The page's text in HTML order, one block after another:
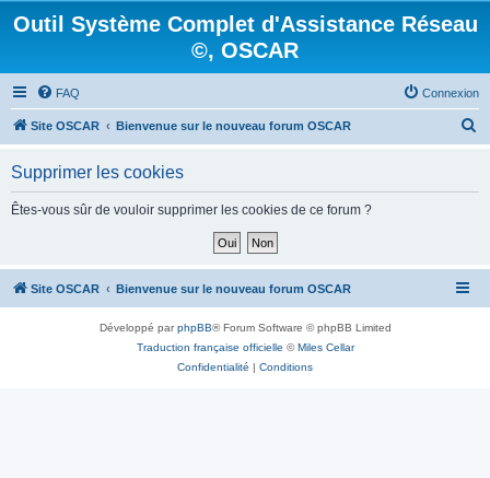
Outil Système Complet d'Assistance Réseau
©, OSCAR
FAQ Connexion
Site OSCAR Bienvenue sur le nouveau forum OSCAR
h
Supprimer les cookies
Êtes-vous sûr de vouloir supprimer les cookies de ce forum ?
Site OSCAR Bienvenue sur le nouveau forum OSCAR
Développé parphpBB® Forum Software © phpBB Limited
Traduction française officielle ©Miles Cellar
Confidentialité | Conditions